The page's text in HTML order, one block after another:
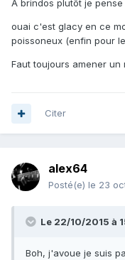
A brindos plutôt je pense
ouai c'est glacy en ce
poissoneux (enfin pour
Faut toujours amener
Citer
alex64
Posté(e) le 23
Le 22/10/2015 à
Boh, j'avoue je suis